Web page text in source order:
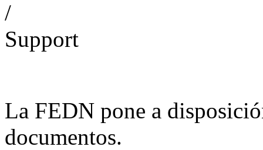
La FEDN pone a
documentos.